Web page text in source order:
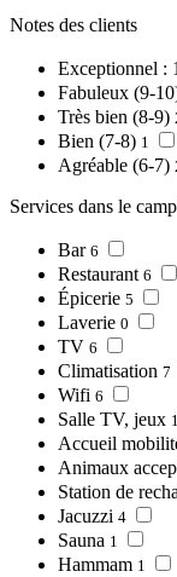
Notes des clients
Exceptionnel :
Fabuleux (9-
Très bien (8-9)
Bien (7-8) 1
Agréable (6-7)
Services dans le
Bar 6
Restaurant 6
Épicerie 5
Laverie 0
TV 6
Climatisation 7
Wifi 6
Salle TV, jeux 1
Accueil
Animaux
Station de
Jacuzzi 4
Sauna 1
Hammam 1